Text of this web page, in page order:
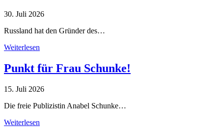
30. Juli 2026
Russland hat den Gründer des…
Weiterlesen
Punkt für Frau Schunke!
15. Juli 2026
Die freie Publizistin Anabel Schunke…
Weiterlesen